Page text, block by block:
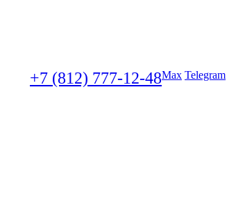
+7 (812) 777-12-48Max Telegram